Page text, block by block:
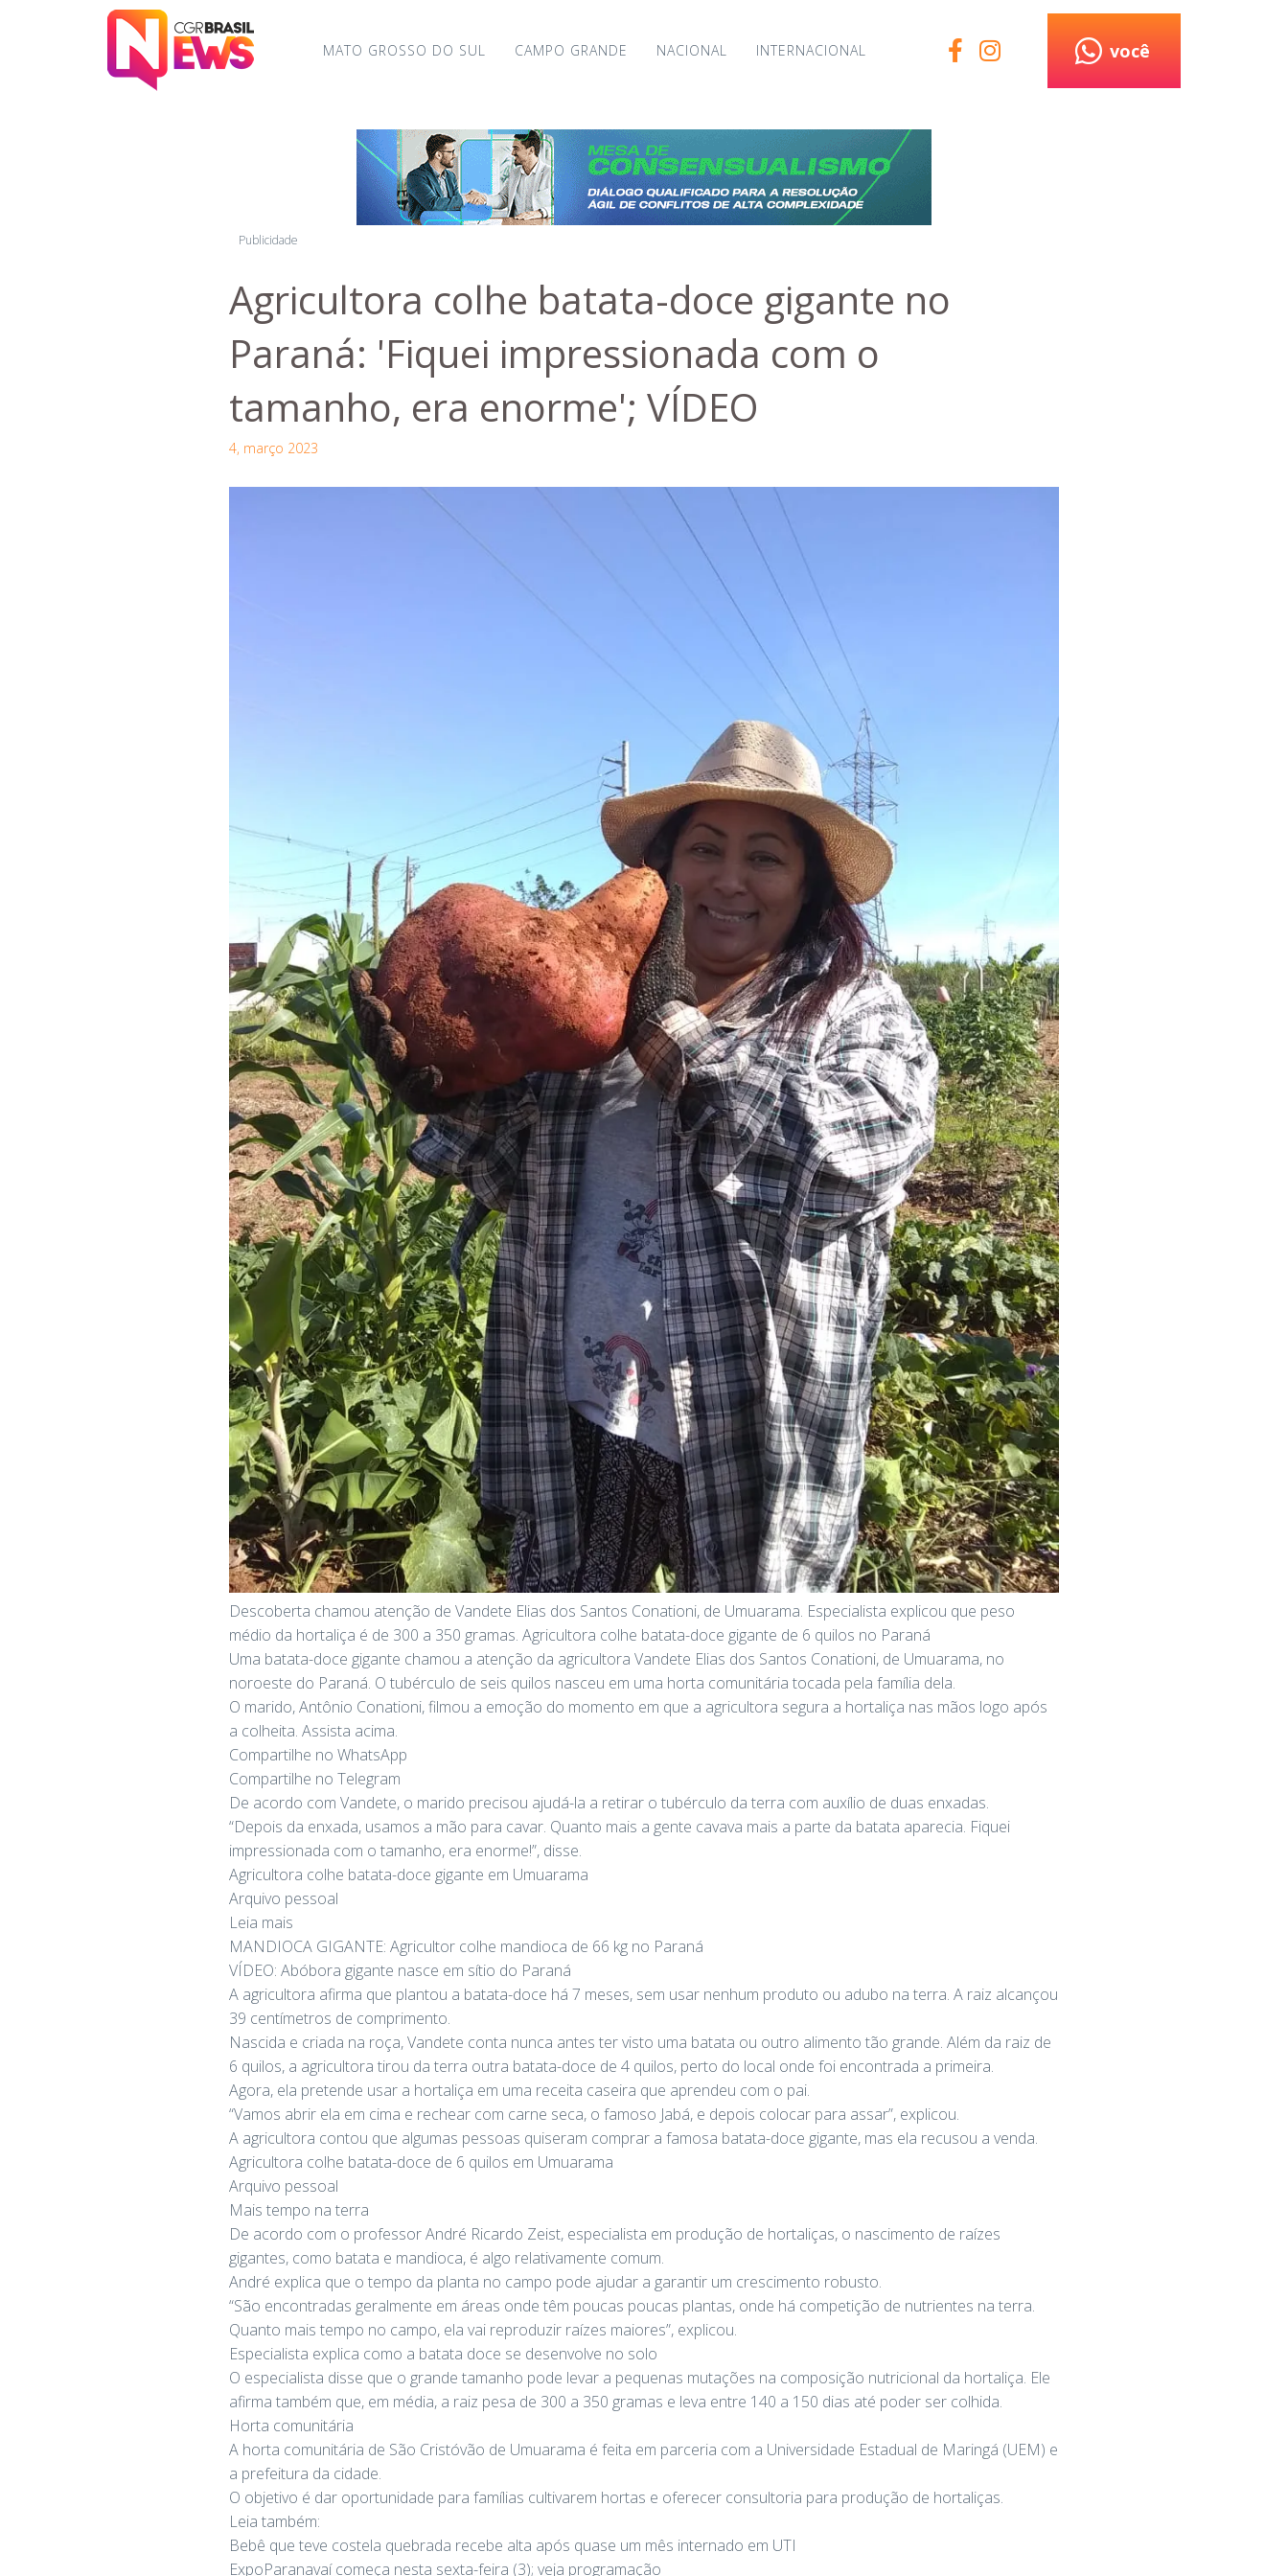
MATO GROSSO DO SUL CAMPO GRANDE NACIONAL INTERNACIONAL você
Publicidade
Agricultora colhe batata-doce gigante no
Paraná: 'Fiquei impressionada com o
tamanho, era enorme'; VÍDEO
4, março 2023
Descoberta chamou atenção de Vandete Elias dos Santos Conationi, de Umuarama. Especialista explicou que peso
médio da hortaliça é de 300 a 350 gramas. Agricultora colhe batata-doce gigante de 6 quilos no Paraná
Uma batata-doce gigante chamou a atenção da agricultora Vandete Elias dos Santos Conationi, de Umuarama, no
noroeste do Paraná. O tubérculo de seis quilos nasceu em uma horta comunitária tocada pela família dela.
O marido, Antônio Conationi, filmou a emoção do momento em que a agricultora segura a hortaliça nas mãos logo após
a colheita. Assista acima.
Compartilhe no WhatsApp
Compartilhe no Telegram
De acordo com Vandete, o marido precisou ajudá-la a retirar o tubérculo da terra com auxílio de duas enxadas.
“Depois da enxada, usamos a mão para cavar. Quanto mais a gente cavava mais a parte da batata aparecia. Fiquei
impressionada com o tamanho, era enorme!”, disse.
Agricultora colhe batata-doce gigante em Umuarama
Arquivo pessoal
Leia mais
MANDIOCA GIGANTE: Agricultor colhe mandioca de 66 kg no Paraná
VÍDEO: Abóbora gigante nasce em sítio do Paraná
A agricultora afirma que plantou a batata-doce há 7 meses, sem usar nenhum produto ou adubo na terra. A raiz alcançou
39 centímetros de comprimento.
Nascida e criada na roça, Vandete conta nunca antes ter visto uma batata ou outro alimento tão grande. Além da raiz de
6 quilos, a agricultora tirou da terra outra batata-doce de 4 quilos, perto do local onde foi encontrada a primeira.
Agora, ela pretende usar a hortaliça em uma receita caseira que aprendeu com o pai.
“Vamos abrir ela em cima e rechear com carne seca, o famoso Jabá, e depois colocar para assar”, explicou.
A agricultora contou que algumas pessoas quiseram comprar a famosa batata-doce gigante, mas ela recusou a venda.
Agricultora colhe batata-doce de 6 quilos em Umuarama
Arquivo pessoal
Mais tempo na terra
De acordo com o professor André Ricardo Zeist, especialista em produção de hortaliças, o nascimento de raízes
gigantes, como batata e mandioca, é algo relativamente comum.
André explica que o tempo da planta no campo pode ajudar a garantir um crescimento robusto.
“São encontradas geralmente em áreas onde têm poucas poucas plantas, onde há competição de nutrientes na terra.
Quanto mais tempo no campo, ela vai reproduzir raízes maiores”, explicou.
Especialista explica como a batata doce se desenvolve no solo
O especialista disse que o grande tamanho pode levar a pequenas mutações na composição nutricional da hortaliça. Ele
afirma também que, em média, a raiz pesa de 300 a 350 gramas e leva entre 140 a 150 dias até poder ser colhida.
Horta comunitária
A horta comunitária de São Cristóvão de Umuarama é feita em parceria com a Universidade Estadual de Maringá (UEM) e
a prefeitura da cidade.
O objetivo é dar oportunidade para famílias cultivarem hortas e oferecer consultoria para produção de hortaliças.
Leia também:
Bebê que teve costela quebrada recebe alta após quase um mês internado em UTI
ExpoParanavaí começa nesta sexta-feira (3); veja programação